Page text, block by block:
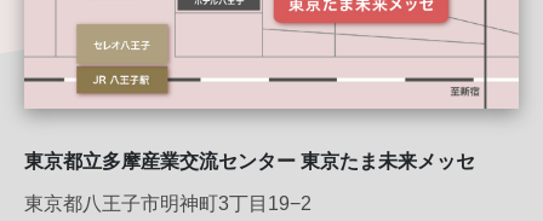
東京都⽴多摩産業交流センター 東京たま未来メッセ
東京都八王子市明神町3丁目19−2